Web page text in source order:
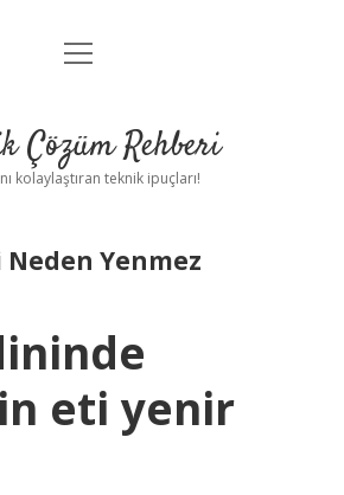
Anasayfa
Yasal Uyarı
menüyü
Çözüm Rehberi
kolaylaştıran teknik ipuçları!
Yenmez
eti yenir